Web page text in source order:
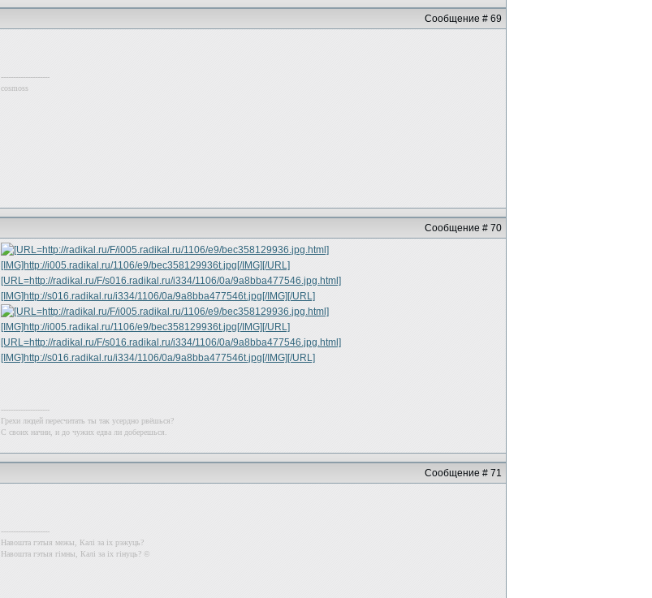
Сообщение # 69
--------------------
cosmoss
Сообщение # 70
--------------------
Грехи людей пересчитать ты так усердно рвёшься?
С своих начни, и до чужих едва ли доберешься.
Сообщение # 71
--------------------
Навошта гэтыя межы, Калі за іх рэжуць?
Навошта гэтыя гімны, Калі за іх гінуць? ©